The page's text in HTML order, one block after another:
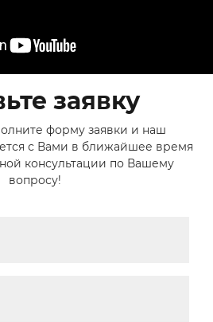
заявку
форму заявки и наш
с Вами в ближайшее время
консультации по Вашему
вопросу!